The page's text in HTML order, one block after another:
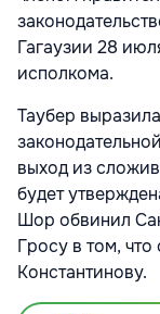
Гагаузии 28
исполкома.
Таубер
выход из
будет
Шор обвинил
Гросу в том,
Константинову.